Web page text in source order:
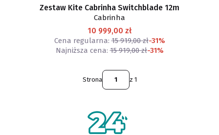
Zestaw Kite Cabrinha Switchblade 12m
Cabrinha
10 999,00 zł
Cena regularna: 15 919,00 zł-31%
Najniższa cena: 15 919,00 zł-31%
Strona z 1